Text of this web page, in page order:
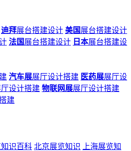
迪拜展台搭建设计 美国 展台搭建设计
法国 展台搭建设计 日本展台搭建设
汽车展展厅设计搭建 医药展展厅设
厅设计搭建 物联网展展厅设计搭建
建
识百科 北京展览知识
上海展览知